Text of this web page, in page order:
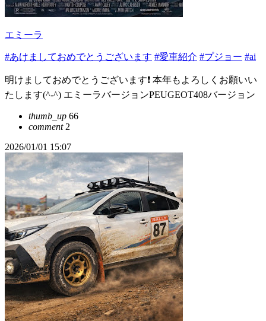
エミーラ
#あけましておめでとうございます #愛車紹介 #プジョー #ai
明けましておめでとうございます❗ 本年もよろしくお願いい
たします(^-^) エミーラバージョンPEUGEOT408バージョン
thumb_up 66
comment2
2026/01/01 15:07